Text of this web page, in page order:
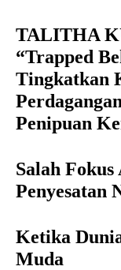
TALITHA
“Trapped
Tingkatkan
Penipuan
Salah
Penyesatan
Ketika
Muda